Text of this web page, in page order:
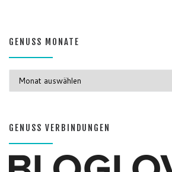
GENUSS MONATE
GENUSS VERBINDUNGEN